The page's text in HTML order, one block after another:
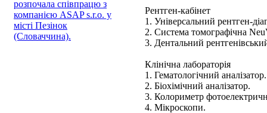
розпочала співпрацю з
компанією ASAP s.r.o. у
місті Пезінок
(Словаччина).
Рентген-кабінет
1. Універсальний рентген-
2. Система томографічна
3. Дентальний
Клінічна лабораторія
1. Гематологічний аналізатор.
2. Біохімічний аналізатор.
3. Колориметр
4. Мікроскопи.